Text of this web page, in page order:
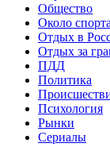
Общество
Около спорта
Отдых в
Отдых за
ПДД
Политика
Психология
Рынки
Сериалы